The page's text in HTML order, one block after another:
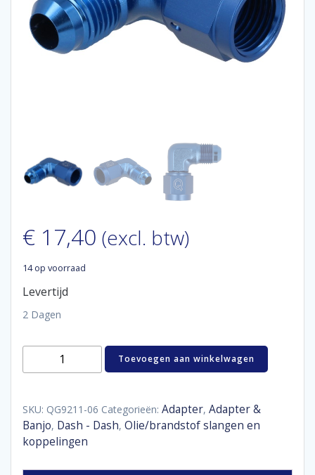
€ 17,40 (excl. btw)
14 op voorraad
Levertijd
2 Dagen
Adaptor
male
90°
D06
aantal
Toevoegen aan winkelwagen
SKU: QG9211-06 Categorieën: Adapter, Adapter &
Banjo, Dash - Dash, Olie/brandstof slangen en
koppelingen